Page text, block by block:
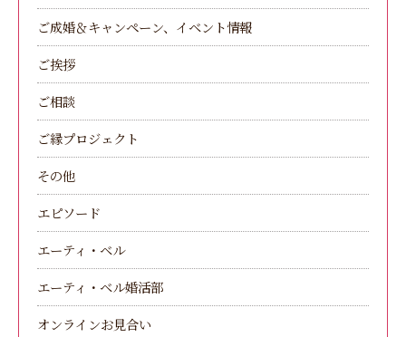
ご成婚＆キャンペーン、イベント情報
ご挨拶
ご相談
ご縁プロジェクト
その他
エピソード
エーティ・ベル
エーティ・ベル婚活部
オンラインお見合い